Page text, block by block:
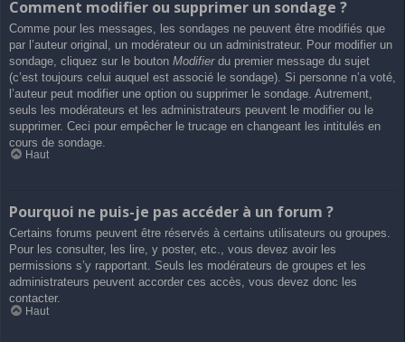
Comment modifier ou supprimer un sondage ?
Comme pour les messages, les sondages ne peuvent être modifiés que
par l’auteur original, un modérateur ou un administrateur. Pour modifier un
sondage, cliquez sur le bouton Modifierdu premier message du sujet
(c’est toujours celui auquel est associé le sondage). Si personne n’a voté,
l’auteur peut modifier une option ou supprimer le sondage. Autrement,
seuls les modérateurs et les administrateurs peuvent le modifier ou le
supprimer. Ceci pour empêcher le trucage en changeant les intitulés en
cours de sondage.
Haut
Pourquoi ne puis-je pas accéder à un forum ?
Certains forums peuvent être réservés à certains utilisateurs ou groupes.
Pour les consulter, les lire, y poster, etc., vous devez avoir les
permissions s’y rapportant. Seuls les modérateurs de groupes et les
administrateurs peuvent accorder ces accès, vous devez donc les
contacter.
Haut